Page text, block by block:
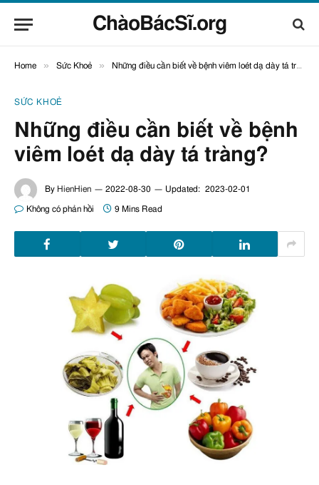
ChàoBácSĩ.org
Home » Sức Khoẻ » Những điều cần biết về bệnh viêm loét dạ dày tá tràng?
SỨC KHOẺ
Những điều cần biết về bệnh
viêm loét dạ dày tá tràng?
By HienHien 2022-08-30 Updated: 2023-02-01
Không có phản hồi 9 Mins Read